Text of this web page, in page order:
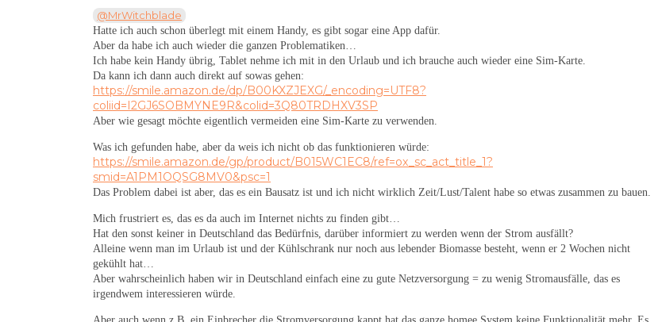
@MrWitchblade
Hatte ich auch schon überlegt mit einem Handy, es gibt sogar eine App dafür.
Aber da habe ich auch wieder die ganzen Problematiken…
Ich habe kein Handy übrig, Tablet nehme ich mit in den Urlaub und ich brauche auch wieder eine Sim-Karte.
Da kann ich dann auch direkt auf sowas gehen:
https://smile.amazon.de/dp/B00KXZJEXG/_encoding=UTF8?
coliid=I2GJ6SOBMYNE9R&colid=3Q80TRDHXV3SP
Aber wie gesagt möchte eigentlich vermeiden eine Sim-Karte zu verwenden.
Was ich gefunden habe, aber da weis ich nicht ob das funktionieren würde:
https://smile.amazon.de/gp/product/B015WC1EC8/ref=ox_sc_act_title_1?
smid=A1PM1OQSG8MV0&psc=1
Das Problem dabei ist aber, das es ein Bausatz ist und ich nicht wirklich Zeit/Lust/Talent habe so etwas zusammen zu bauen.
Mich frustriert es, das es da auch im Internet nichts zu finden gibt…
Hat den sonst keiner in Deutschland das Bedürfnis, darüber informiert zu werden wenn der Strom ausfällt?
Alleine wenn man im Urlaub ist und der Kühlschrank nur noch aus lebender Biomasse besteht, wenn er 2 Wochen nicht
gekühlt hat…
Aber wahrscheinlich haben wir in Deutschland einfach eine zu gute Netzversorgung = zu wenig Stromausfälle, das es
irgendwem interessieren würde.